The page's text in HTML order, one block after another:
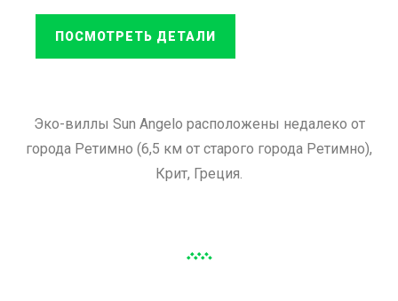
ПОСМОТРЕТЬ ДЕТАЛИ
Эко-виллы Sun Angelo расположены недалеко от
города Ретимно (6,5 км от старого города Ретимно),
Крит, Греция.